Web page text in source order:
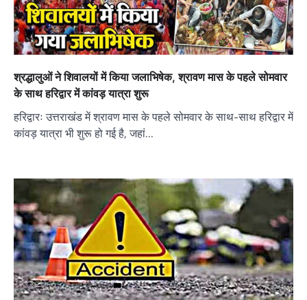
श्रद्धालुओं ने शिवालयों में किया जलाभिषेक, श्रावण मास के पहले सोमवार
के साथ हरिद्वार में कांवड़ यात्रा शुरू
हरिद्वारः उत्तराखंड में श्रावण मास के पहले सोमवार के साथ-साथ हरिद्वार में
कांवड़ यात्रा भी शुरू हो गई है, जहां…